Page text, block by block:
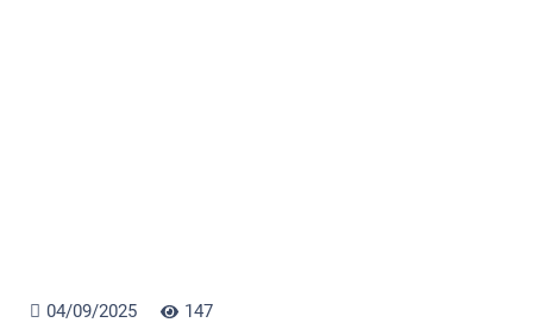
04/09/2025 147